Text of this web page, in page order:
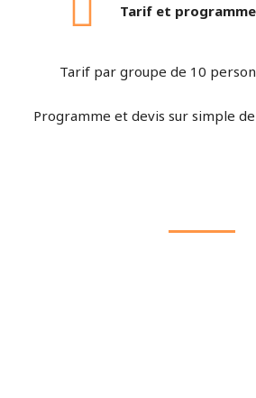
Tarif et
Tarif par groupe de 10
Programme et devis sur simple